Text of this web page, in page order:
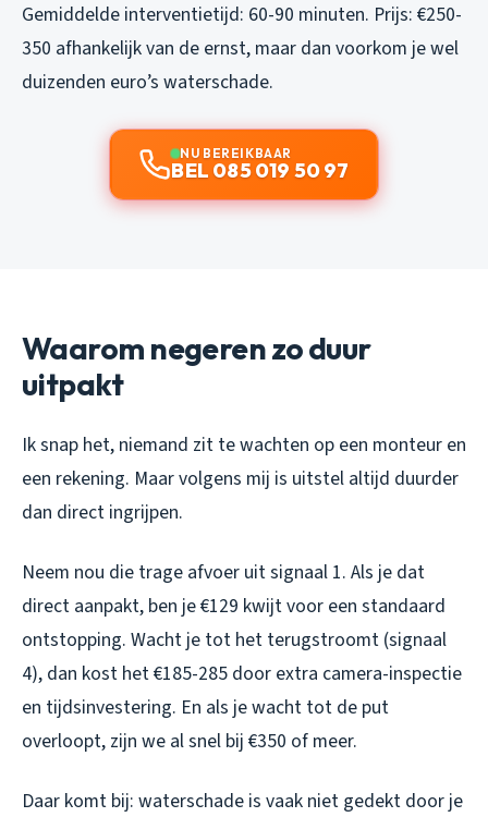
Gemiddelde interventietijd: 60-90 minuten. Prijs: €250-
350 afhankelijk van de ernst, maar dan voorkom je wel
duizenden euro’s waterschade.
NU BEREIKBAAR
BEL 085 019 50 97
Waarom negeren zo duur
uitpakt
Ik snap het, niemand zit te wachten op een monteur en
een rekening. Maar volgens mij is uitstel altijd duurder
dan direct ingrijpen.
Neem nou die trage afvoer uit signaal 1. Als je dat
direct aanpakt, ben je €129 kwijt voor een standaard
ontstopping. Wacht je tot het terugstroomt (signaal
4), dan kost het €185-285 door extra camera-inspectie
en tijdsinvestering. En als je wacht tot de put
overloopt, zijn we al snel bij €350 of meer.
Daar komt bij: waterschade is vaak niet gedekt door je